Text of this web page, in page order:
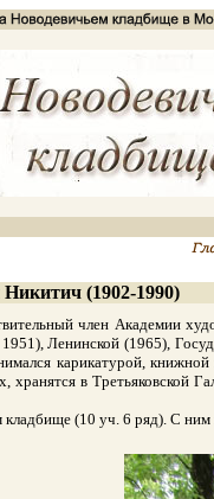
(1902-1990)
член Академии
Ленинской (1965),
карикатурой,
в Третьяковской
(10 уч. 6 ряд). С ним